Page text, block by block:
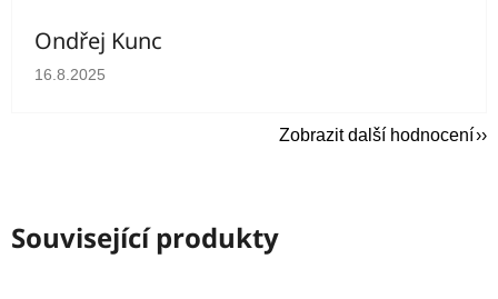
Ondřej Kunc
Hodnocení obchodu je 5 z 5 hvězdiček.
16.8.2025
Zobrazit další hodnocení
Související produkty